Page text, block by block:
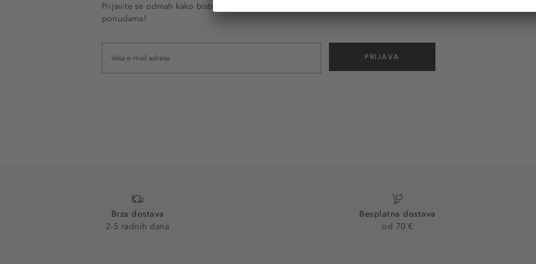
Prijavite se odmah kako biste e-mailom primali obavijesti o svim trendovima i
ponudama!
PRIJAVA
Brza dostava
2-5 radnih dana
Besplatna dostava
od 70 €